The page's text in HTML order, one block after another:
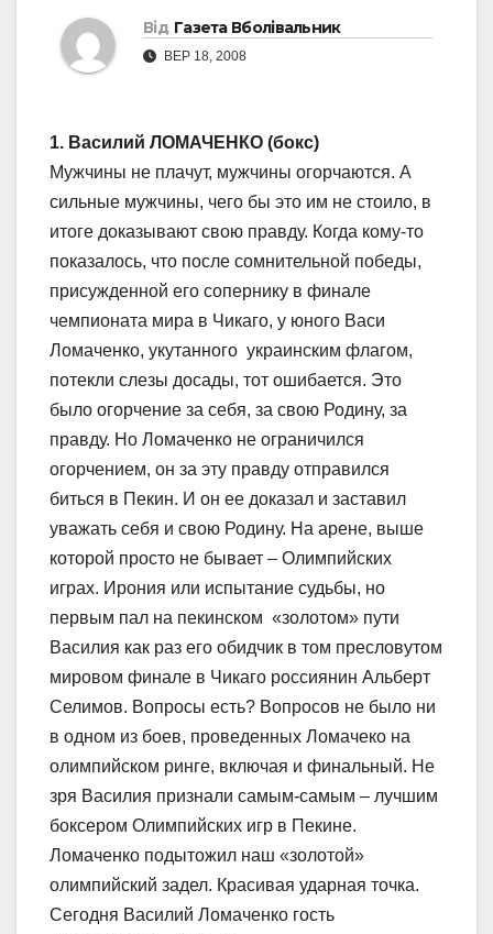
Від Газета Вболівальник
ВЕР 18, 2008
1. Василий ЛОМАЧЕНКО (бокс)
Мужчины не плачут, мужчины огорчаются. А
сильные мужчины, чего бы это им не стоило, в
итоге доказывают свою правду. Когда кому-то
показалось, что после сомнительной победы,
присужденной его сопернику в финале
чемпионата мира в Чикаго, у юного Васи
Ломаченко, укутанного украинским флагом,
потекли слезы досады, тот ошибается. Это
было огорчение за себя, за свою Родину, за
правду. Но Ломаченко не ограничился
огорчением, он за эту правду отправился
биться в Пекин. И он ее доказал и заставил
уважать себя и свою Родину. На арене, выше
которой просто не бывает – Олимпийских
играх. Ирония или испытание судьбы, но
первым пал на пекинском «золотом» пути
Василия как раз его обидчик в том пресловутом
мировом финале в Чикаго россиянин Альберт
Селимов. Вопросы есть? Вопросов не было ни
в одном из боев, проведенных Ломачеко на
олимпийском ринге, включая и финальный. Не
зря Василия признали самым-самым – лучшим
боксером Олимпийских игр в Пекине.
Ломаченко подытожил наш «золотой»
олимпийский задел. Красивая ударная точка.
Сегодня Василий Ломаченко гость